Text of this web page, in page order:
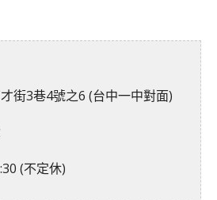
街3巷4號之6 (台中一中對面)
(不定休)